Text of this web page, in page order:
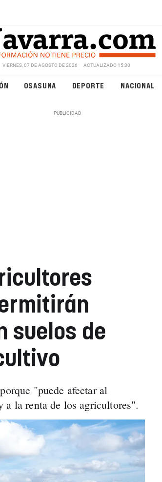
VIERNES, 07 DE AGOSTO DE 2026 ACTUALIZADO 15:30
OSASUNA DEPORTE NACIONAL
suelos de
"puede afectar al
a la renta de los agricultores".